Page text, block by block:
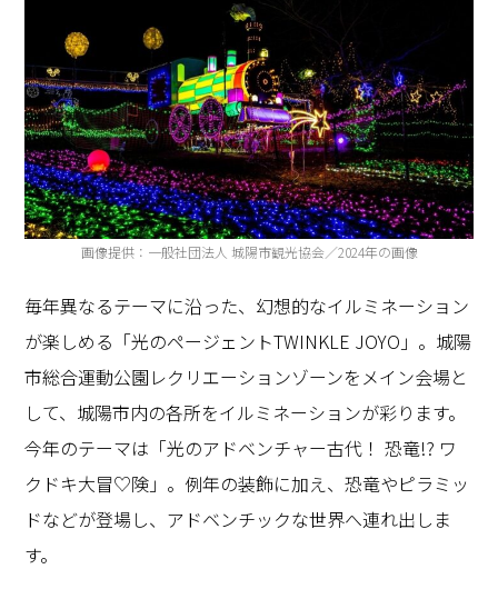
画像提供：一般社団法人 城陽市観光協会／2024年の画像
毎年異なるテーマに沿った、幻想的なイルミネーション
が楽しめる「光のページェントTWINKLE JOYO 」。城陽
市総合運動公園レクリエーションゾーンをメイン会場と
して、城陽市内の各所をイルミネーションが彩ります。
今年のテーマは「光のアドベンチャー古代！ 恐竜!? ワ
クドキ大冒♡険」。例年の装飾に加え、恐竜やピラミッ
ドなどが登場し、アドベンチックな世界へ連れ出しま
す。